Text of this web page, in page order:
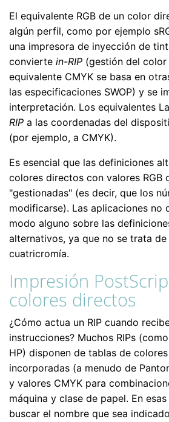
El equivalente RGB de un color
algún perfil, como por ejemplo
una impresora de inyección de
convierte in-RIP (gestión del color
equivalente CMYK se basa en
las especificaciones SWOP) y se
interpretación. Los equivalentes
RIP a las coordenadas del
(por ejemplo, a CMYK).
Es esencial que las definiciones
colores directos con valores RGB
"gestionadas" (es decir, que los
modificarse). Las aplicaciones no
modo alguno sobre las
alternativos, ya que no se trata
cuatricromía.
Impresión
colores directos
¿Cómo actua un RIP cuando
instrucciones? Muchos RIPs
HP) disponen de tablas de
incorporadas (a menudo de
y valores CMYK para
máquina y clase de papel. En
buscar el nombre que sea